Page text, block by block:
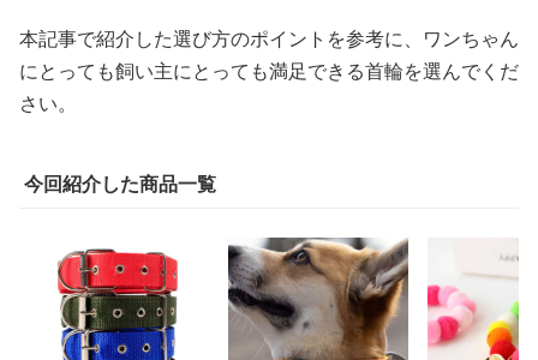
本記事で紹介した選び方のポイントを参考に、ワンちゃん
にとっても飼い主にとっても満足できる首輪を選んでくだ
さい。
今回紹介した商品一覧